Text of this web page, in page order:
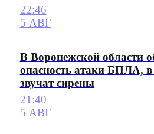
22:46
5 АВГ
В Воронежской области
опасность атаки БПЛА,
звучат сирены
21:40
5 АВГ